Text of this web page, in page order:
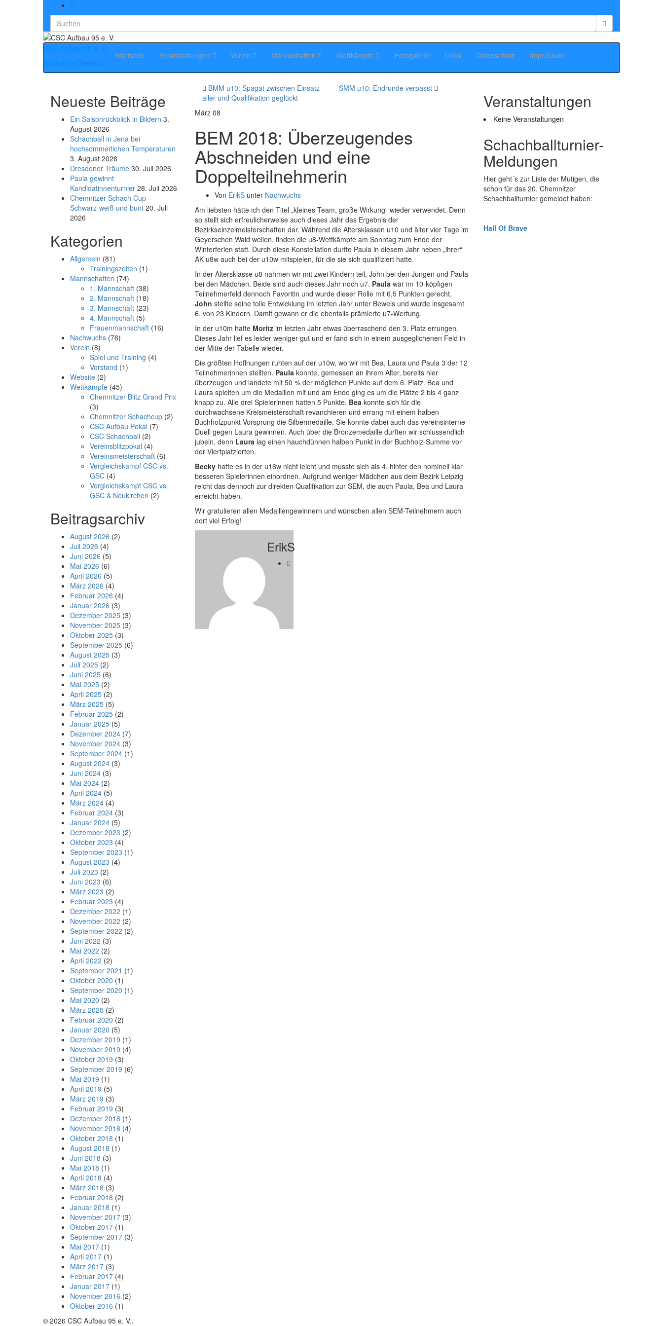
Search
for:
CSC Aufbau 95 e. V.
Schach in Chemnitz
Startseite Veranstaltungen Verein Mannschaften Wettkämpfe Fotogalerie Links Datenschutz Impressum
BMM u10: Spagat zwischen Einsatz
aller und Qualifikation geglückt
SMM u10: Endrunde verpasst
März 08
BEM 2018: Überzeugendes
Abschneiden und eine
Doppelteilnehmerin
Von ErikSunter Nachwuchs
Am liebsten hätte ich den Titel „kleines Team, große Wirkung“ wieder verwendet. Denn
so stellt sich erfreulicherweise auch dieses Jahr das Ergebnis der
Bezirkseinzelmeisterschaften dar. Während die Altersklassen u10 und älter vier Tage im
Geyerschen Wald weilen, finden die u8-Wettkämpfe am Sonntag zum Ende der
Winterferien statt. Durch diese Konstellation durfte Paula in diesem Jahr neben „ihrer“
AK u8w auch bei der u10w mitspielen, für die sie sich qualifiziert hatte.
In der Altersklasse u8 nahmen wir mit zwei Kindern teil, John bei den Jungen und Paula
bei den Mädchen. Beide sind auch dieses Jahr noch u7. Paulawar im 10-köpfigen
Teilnehmerfeld dennoch Favoritin und wurde dieser Rolle mit 6,5 Punkten gerecht.
John stellte seine tolle Entwicklung im letzten Jahr unter Beweis und wurde insgesamt
6. von 23 Kindern. Damit gewann er die ebenfalls prämierte u7-Wertung.
In der u10m hatte Moritzim letzten Jahr etwas überraschend den 3. Platz errungen.
Dieses Jahr lief es leider weniger gut und er fand sich in einem ausgeglichenen Feld in
der Mitte der Tabelle wieder.
Die größten Hoffnungen ruhten auf der u10w, wo wir mit Bea, Laura und Paula 3 der 12
Teilnehmerinnen stellten. Paulakonnte, gemessen an ihrem Alter, bereits hier
überzeugen und landete mit 50 % der möglichen Punkte auf dem 6. Platz. Bea und
Laura spielten um die Medaillen mit und am Ende ging es um die Plätze 2 bis 4 ganz
knapp zu. Alle drei Spielerinnen hatten 5 Punkte. Beakonnte sich für die
durchwachsene Kreismeisterschaft revanchieren und errang mit einem halben
Buchholzpunkt Vorsprung die Silbermedaille. Sie konnte dabei auch das vereinsinterne
Duell gegen Laura gewinnen. Auch über die Bronzemedaille durften wir schlussendlich
jubeln, denn Laura lag einen hauchdünnen halben Punkt in der Buchholz-Summe vor
der Viertplatzierten.
Beckyhatte es in der u16w nicht leicht und musste sich als 4. hinter den nominell klar
besseren Spielerinnen einordnen. Aufgrund weniger Mädchen aus dem Bezirk Leipzig
reicht das dennoch zur direkten Qualifikation zur SEM, die auch Paula, Bea und Laura
erreicht haben.
Wir gratulieren allen Medaillengewinnern und wünschen allen SEM-Teilnehmern auch
dort viel Erfolg!
ErikS
Neueste Beiträge
Ein Saisonrückblick in Bildern 3.
August 2026
Schachball in Jena bei
hochsommerlichen Temperaturen
3. August 2026
Dresdener Träume 30. Juli 2026
Paula gewinnt
Kandidatinnenturnier 28. Juli 2026
Chemnitzer Schach Cup –
Schwarz-weiß und bunt 20. Juli
2026
Kategorien
Allgemein (81)
Trainingszeiten (1)
Mannschaften (74)
1. Mannschaft (38)
2. Mannschaft (18)
3. Mannschaft (23)
4. Mannschaft (5)
Frauenmannschaft (16)
Nachwuchs (76)
Verein (8)
Spiel und Training (4)
Vorstand (1)
Website (2)
Wettkämpfe (45)
Chemnitzer Blitz Grand Prix
(3)
Chemnitzer Schachcup (2)
CSC Aufbau Pokal (7)
CSC Schachball (2)
Vereinsblitzpokal (4)
Vereinsmeisterschaft (6)
Vergleichskampf CSC vs.
GSC (4)
Vergleichskampt CSC vs.
GSC & Neukirchen (2)
Beitragsarchiv
August 2026 (2)
Juli 2026 (4)
Juni 2026 (5)
Mai 2026 (6)
April 2026 (5)
März 2026 (4)
Februar 2026 (4)
Januar 2026 (3)
Dezember 2025 (3)
November 2025 (3)
Oktober 2025 (3)
September 2025 (6)
August 2025 (3)
Juli 2025 (2)
Juni 2025 (6)
Mai 2025 (2)
April 2025 (2)
März 2025 (5)
Februar 2025 (2)
Januar 2025 (5)
Dezember 2024 (7)
November 2024 (3)
September 2024 (1)
August 2024 (3)
Juni 2024 (3)
Mai 2024 (2)
April 2024 (5)
März 2024 (4)
Februar 2024 (3)
Januar 2024 (5)
Dezember 2023 (2)
Oktober 2023 (4)
September 2023 (1)
August 2023 (4)
Juli 2023 (2)
Juni 2023 (6)
März 2023 (2)
Februar 2023 (4)
Dezember 2022 (1)
November 2022 (2)
September 2022 (2)
Juni 2022 (3)
Mai 2022 (2)
April 2022 (2)
September 2021 (1)
Oktober 2020 (1)
September 2020 (1)
Mai 2020 (2)
März 2020 (2)
Februar 2020 (2)
Januar 2020 (5)
Dezember 2019 (1)
November 2019 (4)
Oktober 2019 (3)
September 2019 (6)
Mai 2019 (1)
April 2019 (5)
März 2019 (3)
Februar 2019 (3)
Dezember 2018 (1)
November 2018 (4)
Oktober 2018 (1)
August 2018 (1)
Juni 2018 (3)
Mai 2018 (1)
April 2018 (4)
März 2018 (3)
Februar 2018 (2)
Januar 2018 (1)
November 2017 (3)
Oktober 2017 (1)
September 2017 (3)
Mai 2017 (1)
April 2017 (1)
März 2017 (3)
Februar 2017 (4)
Januar 2017 (1)
November 2016 (2)
Oktober 2016 (1)
Veranstaltungen
Keine Veranstaltungen
Schachballturnier-
Meldungen
Hier geht´s zur Liste der Mutigen, die
schon für das 20. Chemnitzer
Schachballturnier gemeldet haben:
Hall Of Brave
© 2026 CSC Aufbau 95 e. V..